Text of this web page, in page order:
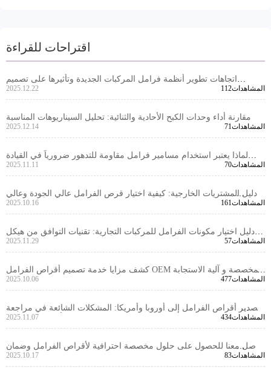
اقتراحات للقراءة
اتجاهات تطوير أنظمة فرامل المركبات الجديدة وتأثيرها على تصميم
مجموعات فرامل التصدير
2025.12.22 112المشاهدات
مقارنة أداء وحدات الكبح الأحادية والثنائية: تحليل السيناريوهات المناسبة
2025.12.14 71المشاهدات
لماذا يعتبر استخدام مسامير فرامل مقاومة للتدهور ضرورياً في القيادة
على المضمار؟ استكشاف علم المواد والمقارنات العملية
2025.11.11 70المشاهدات
دليل المشتريات الخارجية: كيفية اختيار قرص الفرامل عالي الجودة وعالي
الكفاءة لسيارات الركاب من التصميم إلى التسليم
2025.10.16 161المشاهدات
دليل اختيار مكونات الفرامل للمركبات التجارية: تقنيات التوافق من هيكل
العجلة إلى تخطيط الكاليبير
2025.11.29 57المشاهدات
كشف مزايا خدمة تصميم أقراص الفرامل OEM المخصصة و آلية الاستجابة
السريعة
2025.10.06 477المشاهدات
تصدير أقراص الفرامل إلى أوروبا وأمريكا: المشكلات الشائعة في مراجعة
2025.11.07 434المشاهدات
تواصل معنا للحصول على حلول مخصصة احترافية لأقراص الفرامل وضمان
تجربة شراء خالية من القلق
2025.10.17 83المشاهدات